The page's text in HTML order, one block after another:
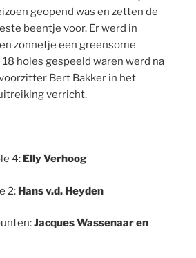
geopend was en zetten de
beentje voor. Er werd in
zonnetje een greensome
holes gespeeld waren werd na
Bert Bakker in het
verricht.
4: Elly Verhoog
2: Hans v.d. Heyden
Jacques Wassenaar en